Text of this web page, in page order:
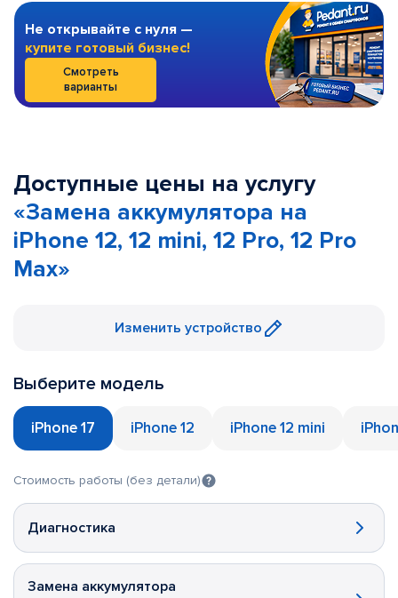
Не открывайте с нуля —
купите готовый бизнес!
Смотреть
варианты
Доступные цены на услугу
«Замена аккумулятора на
iPhone 12, 12 mini, 12 Pro, 12 Pro
Max»
Изменить устройство
Выберите модель
iPhone 17 iPhone 12 iPhone 12 mini
Стоимость работы (без детали)
Диагностика
Замена аккумулятора